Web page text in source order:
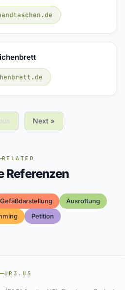
Next »
RELATED
Referenzen
Gefäßdarstellung
Ausrottung
Petition
UR3.US